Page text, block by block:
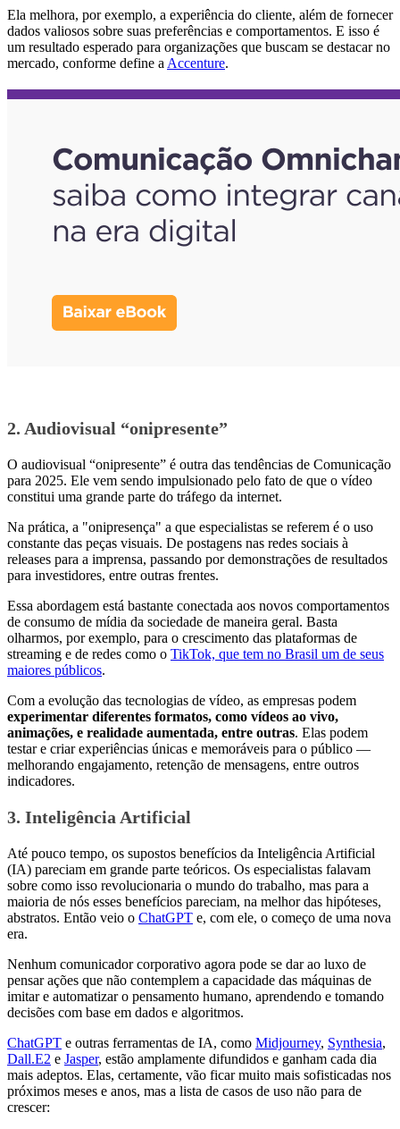
Ela melhora, por exemplo, a experiência do cliente, além de fornecer
dados valiosos sobre suas preferências e comportamentos. E isso é
um resultado esperado para organizações que buscam se destacar no
mercado, conforme define a Accenture.
2. Audiovisual “onipresente”
O audiovisual “onipresente” é outra das tendências de Comunicação
para 2025. Ele vem sendo impulsionado pelo fato de que o vídeo
constitui uma grande parte do tráfego da internet.
Na prática, a "onipresença" a que especialistas se referem é o uso
constante das peças visuais. De postagens nas redes sociais à
releases para a imprensa, passando por demonstrações de resultados
para investidores, entre outras frentes.
Essa abordagem está bastante conectada aos novos comportamentos
de consumo de mídia da sociedade de maneira geral. Basta
olharmos, por exemplo, para o crescimento das plataformas de
streaming e de redes como o TikTok, que tem no Brasil um de seus
maiores públicos.
Com a evolução das tecnologias de vídeo, as empresas podem
experimentar diferentes formatos, como vídeos ao vivo,
animações, e realidade aumentada, entre outras. Elas podem
testar e criar experiências únicas e memoráveis para o público —
melhorando engajamento, retenção de mensagens, entre outros
indicadores.
3. Inteligência Artificial
Até pouco tempo, os supostos benefícios da Inteligência Artificial
(IA) pareciam em grande parte teóricos. Os especialistas falavam
sobre como isso revolucionaria o mundo do trabalho, mas para a
maioria de nós esses benefícios pareciam, na melhor das hipóteses,
abstratos. Então veio o ChatGPT e, com ele, o começo de uma nova
era.
Nenhum comunicador corporativo agora pode se dar ao luxo de
pensar ações que não contemplem a capacidade das máquinas de
imitar e automatizar o pensamento humano, aprendendo e tomando
decisões com base em dados e algoritmos.
ChatGPT e outras ferramentas de IA, como Midjourney, Synthesia,
Dall.E2 e Jasper, estão amplamente difundidos e ganham cada dia
mais adeptos. Elas, certamente, vão ficar muito mais sofisticadas nos
próximos meses e anos, mas a lista de casos de uso não para de
crescer: